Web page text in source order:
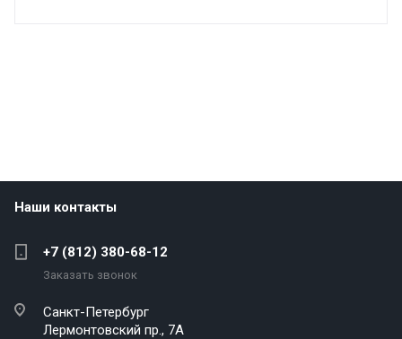
Наши контакты
+7 (812) 380-68-12
Заказать звонок
Санкт-Петербург
Лермонтовский пр., 7А